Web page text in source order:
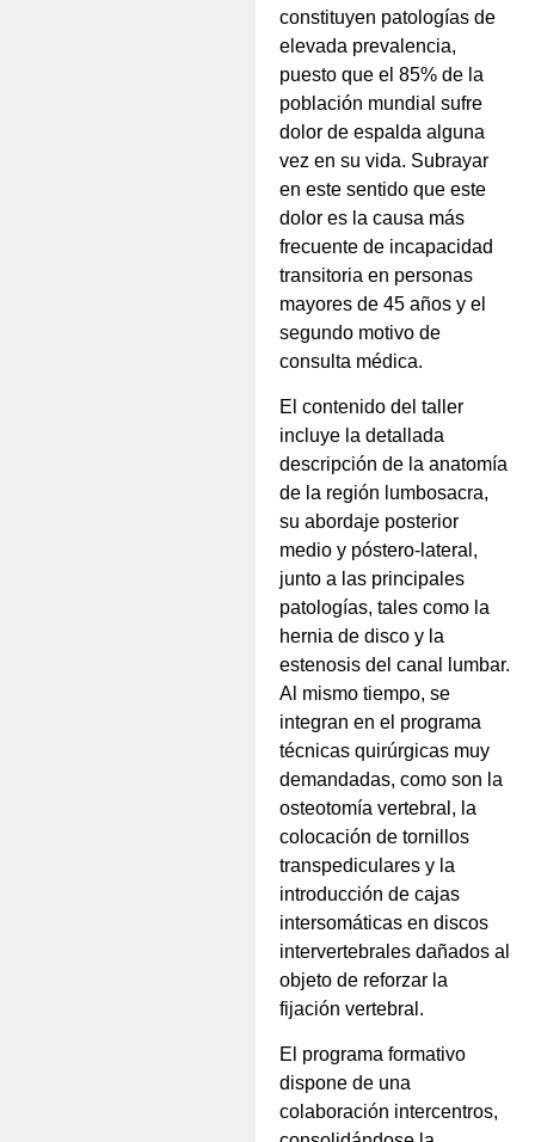
constituyen patologías de
elevada prevalencia,
puesto que el 85% de la
población mundial sufre
dolor de espalda alguna
vez en su vida. Subrayar
en este sentido que este
dolor es la causa más
frecuente de incapacidad
transitoria en personas
mayores de 45 años y el
segundo motivo de
consulta médica.
El contenido del taller
incluye la detallada
descripción de la anatomía
de la región lumbosacra,
su abordaje posterior
medio y póstero-lateral,
junto a las principales
patologías, tales como la
hernia de disco y la
estenosis del canal lumbar.
Al mismo tiempo, se
integran en el programa
técnicas quirúrgicas muy
demandadas, como son la
osteotomía vertebral, la
colocación de tornillos
transpediculares y la
introducción de cajas
intersomáticas en discos
intervertebrales dañados al
objeto de reforzar la
fijación vertebral.
El programa formativo
dispone de una
colaboración intercentros,